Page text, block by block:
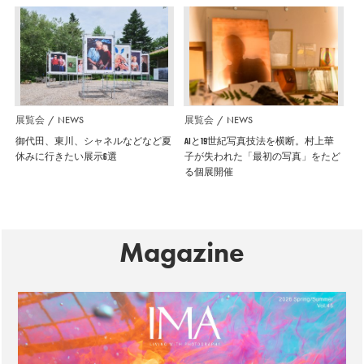
展覧会 NEWS
御代田、東川、シャネルなどなど夏
休みに行きたい展示6選
展覧会 NEWS
AIと19世紀写真技法を横断。村上華
子が失われた「最初の写真」をたど
る個展開催
Magazine